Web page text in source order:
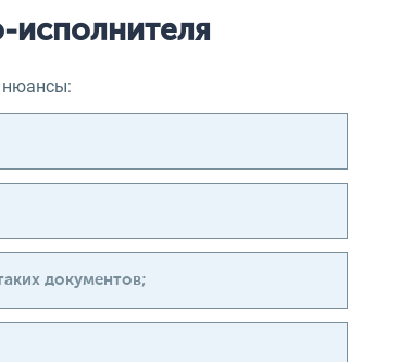
исполнителя
нюансы:
документов;